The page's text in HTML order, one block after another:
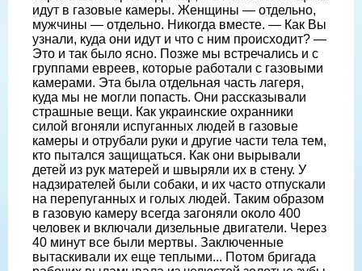
идут в газовые камеры. Женщины — отдельно,
мужчины — отдельно. Никогда вместе. — Как Вы
узнали, куда они идут и что с ним происходит? —
Это и так было ясно. Позже мы встречались и с
группами евреев, которые работали с газовыми
камерами. Эта была отдельная часть лагеря,
куда мы не могли попасть. Они рассказывали
страшные вещи. Как украинские охранники
силой вгоняли испуганных людей в газовые
камеры и отрубали руки и другие части тела тем,
кто пытался защищаться. Как они вырывали
детей из рук матерей и швыряли их в стену. У
надзирателей были собаки, и их часто отпускали
на перепуганных и голых людей. Таким образом
в газовую камеру всегда загоняли около 400
человек и включали дизельные двигатели. Через
40 минут все были мертвы. Заключенные
вытаскивали их еще теплыми... Потом бригада